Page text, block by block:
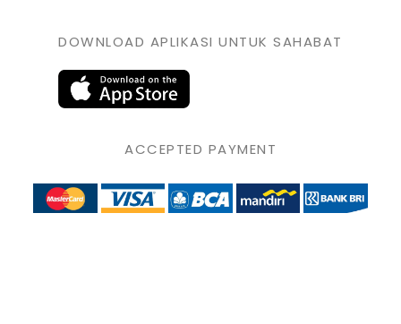
DOWNLOAD APLIKASI UNTUK SAHABAT
ACCEPTED PAYMENT